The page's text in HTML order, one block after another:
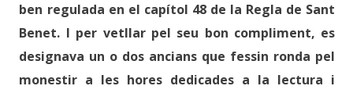
ben regulada en el capítol 48 de la Regla de Sant
Benet. I per vetllar pel seu bon compliment, es
designava un o dos ancians que fessin ronda pel
monestir a les hores dedicades a la lectura i